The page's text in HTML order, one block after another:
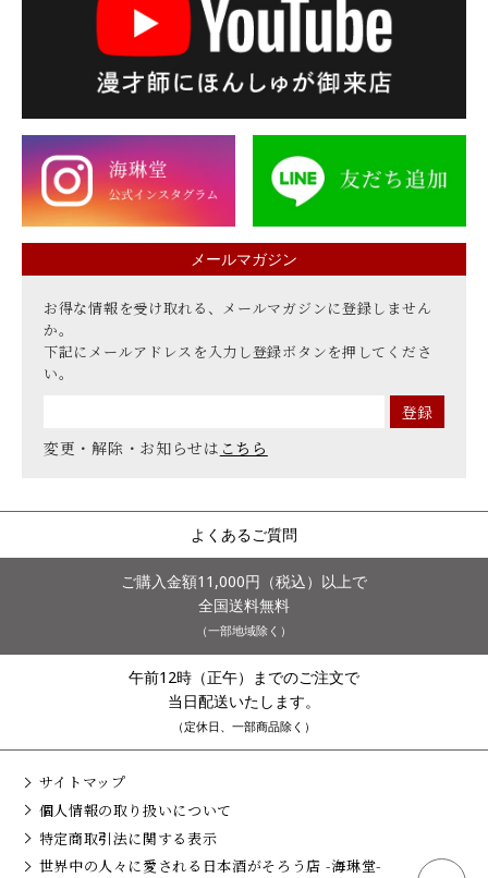
メールマガジン
お得な情報を受け取れる、メールマガジンに登録しません
か。
下記にメールアドレスを入力し登録ボタンを押してくださ
い。
変更・解除・お知らせは こちら
よくあるご質問
ご購入金額11,000円（税込）以上で
全国送料無料
（一部地域除く）
午前12時（正午）までのご注文で
当日配送いたします。
（定休日、一部商品除く）
サイトマップ
個人情報の取り扱いについて
特定商取引法に関する表示
世界中の人々に愛される日本酒がそろう店 -海琳堂-